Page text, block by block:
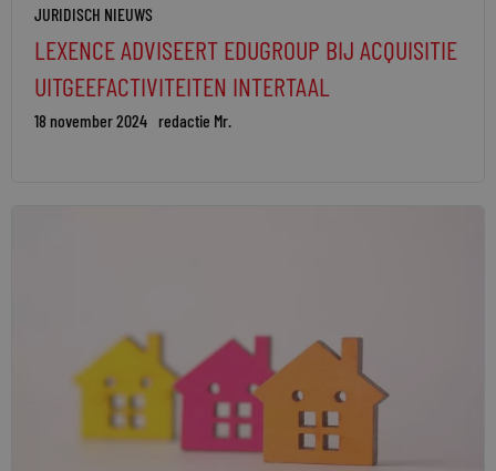
JURIDISCH NIEUWS
LEXENCE ADVISEERT EDUGROUP BIJ ACQUISITIE
UITGEEFACTIVITEITEN INTERTAAL
18 november 2024 redactie Mr.